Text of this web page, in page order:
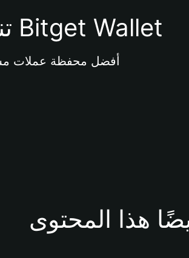
تنزيل تطبيق محفظة Bitget Wallet
أفضل محفظة عملات مشفرة آمنة
هذا المحتوى